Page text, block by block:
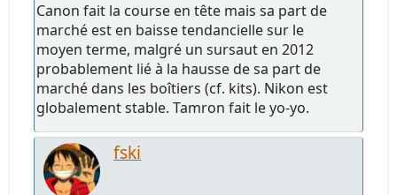
Canon fait la course en tête mais sa part de
marché est en baisse tendancielle sur le
moyen terme, malgré un sursaut en 2012
probablement lié à la hausse de sa part de
marché dans les boîtiers (cf. kits). Nikon est
globalement stable. Tamron fait le yo-yo.
fski